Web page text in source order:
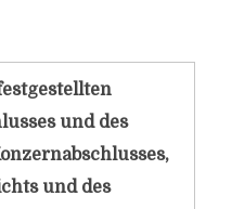
und des
und des